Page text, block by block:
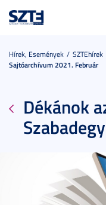
Hírek, Események SZTEhírek
Sajtóarchívum 2021. Február
Dékánok